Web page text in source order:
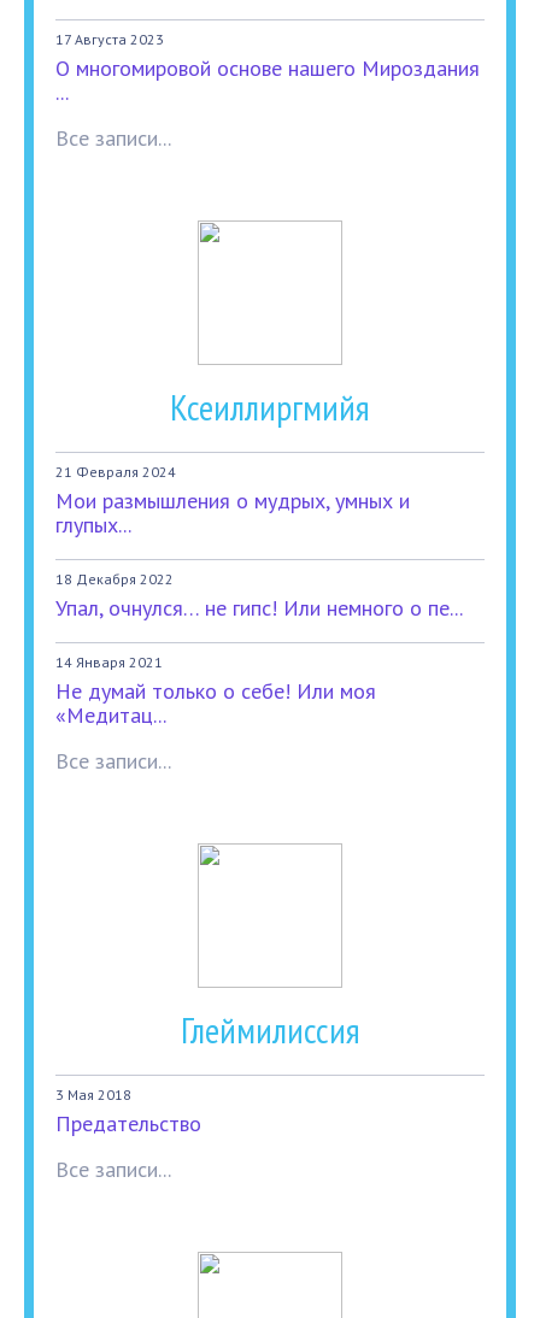
17 Августа 2023
О многомировой основе нашего Мироздания
...
Все записи...
Ксеиллиргмийя
21 Февраля 2024
Мои размышления о мудрых, умных и
глупых...
18 Декабря 2022
Упал, очнулся… не гипс! Или немного о пе...
14 Января 2021
Не думай только о себе! Или моя
«Медитац...
Все записи...
Глеймилиссия
3 Мая 2018
Предательство
Все записи...